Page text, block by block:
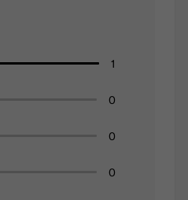
1
0
0
0